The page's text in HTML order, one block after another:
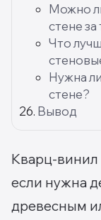
Можно
стене
Что
Нужна
стене?
Вывод
Кварц-винил
если нужна
древесным